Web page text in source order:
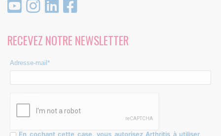
RECEVEZ NOTRE NEWSLETTER
Adresse-mail*
En cochant cette case, vous autorisez Arthritis à utiliser